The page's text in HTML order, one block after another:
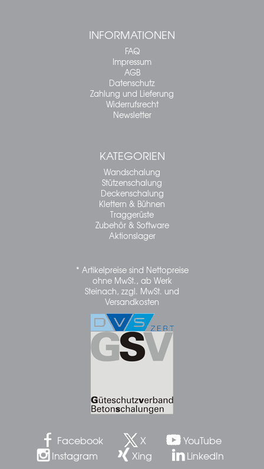
INFORMATIONEN
FAQ
Impressum
AGB
Datenschutz
Zahlung und Lieferung
Widerrufsrecht
Newsletter
KATEGORIEN
Wandschalung
Stützenschalung
Deckenschalung
Klettern & Bühnen
Traggerüste
Zubehör & Software
Aktionslager
* Artikelpreise sind Nettopreise
ohne MwSt., ab Werk
Steinach, zzgl. MwSt. und
Versandkosten
Facebook X
YouTube
Instagram
Xing LinkedIn